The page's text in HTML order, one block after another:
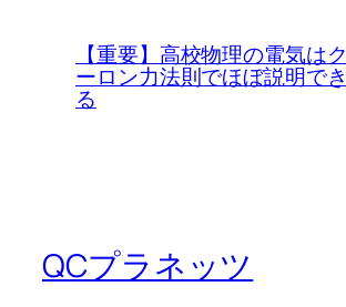
【重要】高校物理の電気はク
ーロン力法則でほぼ説明でき
る
QCプラネッツ